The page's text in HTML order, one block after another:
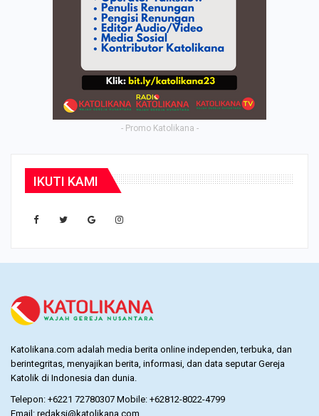
- Promo Katolikana -
IKUTI KAMI
Katolikana.com adalah media berita online independen, terbuka, dan
berintegritas, menyajikan berita, informasi, dan data seputar Gereja
Katolik di Indonesia dan dunia.
Telepon: +6221 72780307 Mobile: +62812-8022-4799
Email: redaksi@katolikana.com